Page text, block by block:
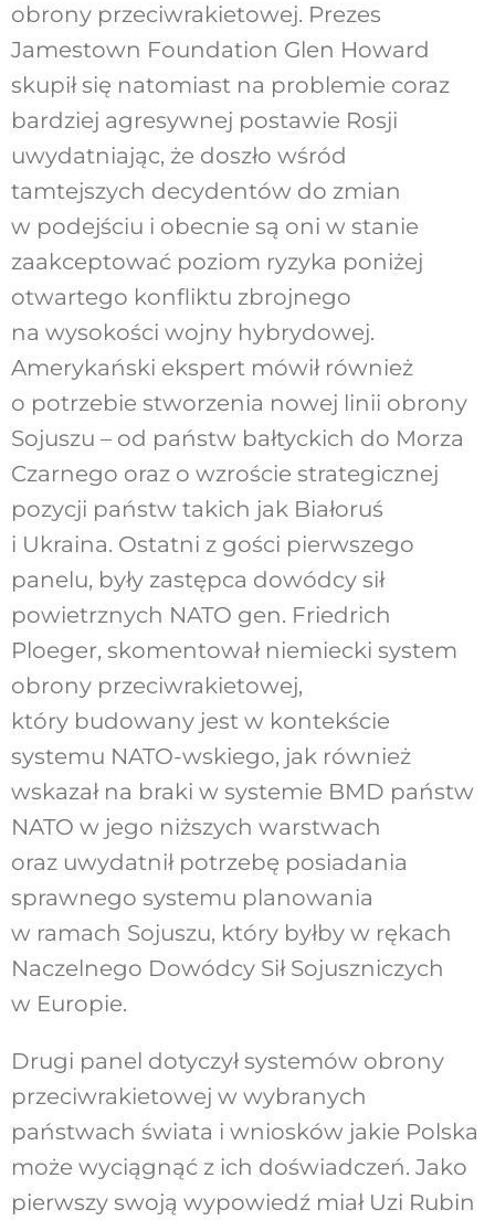
obrony przeciwrakietowej. Prezes
Jamestown Foundation Glen Howard
skupił się natomiast na problemie coraz
bardziej agresywnej postawie Rosji
uwydatniając, że doszło wśród
tamtejszych decydentów do zmian
w podejściu i obecnie są oni w stanie
zaakceptować poziom ryzyka poniżej
otwartego konfliktu zbrojnego
na wysokości wojny hybrydowej.
Amerykański ekspert mówił również
o potrzebie stworzenia nowej linii obrony
Sojuszu – od państw bałtyckich do Morza
Czarnego oraz o wzroście strategicznej
pozycji państw takich jak Białoruś
i Ukraina. Ostatni z gości pierwszego
panelu, były zastępca dowódcy sił
powietrznych NATO gen. Friedrich
Ploeger, skomentował niemiecki system
obrony przeciwrakietowej,
który budowany jest w kontekście
systemu NATO-wskiego, jak również
wskazał na braki w systemie BMD państw
NATO w jego niższych warstwach
oraz uwydatnił potrzebę posiadania
sprawnego systemu planowania
w ramach Sojuszu, który byłby w rękach
Naczelnego Dowódcy Sił Sojuszniczych
w Europie.
Drugi panel dotyczył systemów obrony
przeciwrakietowej w wybranych
państwach świata i wniosków jakie Polska
może wyciągnąć z ich doświadczeń. Jako
pierwszy swoją wypowiedź miał Uzi Rubin